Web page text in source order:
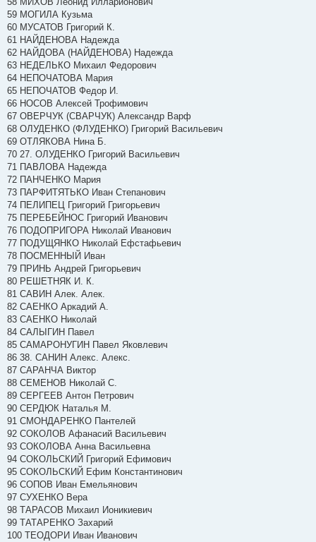
59 МОГИЛА Кузьма
60 МУСАТОВ Григорий К.
61 НАЙДЕНОВА Надежда
62 НАЙДОВА (НАЙДЕНОВА) Надежда
63 НЕДЕЛЬКО Михаил Федорович
64 НЕПОЧАТОВА Мария
65 НЕПОЧАТОВ Федор И.
66 НОСОВ Алексей Трофимович
67 ОВЕРЧУК (СВАРЧУК) Александр Варф
68 ОЛУДЕНКО (ФЛУДЕНКО) Григорий Васильевич
69 ОТЛЯКОВА Нина Б.
70 27. ОЛУДЕНКО Григорий Васильевич
71 ПАВЛОВА Надежда
72 ПАНЧЕНКО Мария
73 ПАРФИТЯТЬКО Иван Степанович
74 ПЕЛИПЕЦ Григорий Григорьевич
75 ПЕРЕБЕЙНОС Григорий Иванович
76 ПОДОПРИГОРА Николай Иванович
77 ПОДУЩЯНКО Николай Ефстафьевич
78 ПОСМЕННЫЙ Иван
79 ПРИНЬ Андрей Григорьевич
80 РЕШЕТНЯК И. К.
81 САВИН Алек. Алек.
82 САЕНКО Аркадий А.
83 САЕНКО Николай
84 САЛЫГИН Павел
85 САМАРОНУГИН Павел Яковлевич
86 38. САНИН Алекс. Алекс.
87 САРАНЧА Виктор
88 СЕМЕНОВ Николай С.
89 СЕРГЕЕВ Антон Петрович
90 СЕРДЮК Наталья М.
91 СМОНДАРЕНКО Пантелей
92 СОКОЛОВ Афанасий Васильевич
93 СОКОЛОВА Анна Васильевна
94 СОКОЛЬСКИЙ Григорий Ефимович
95 СОКОЛЬСКИЙ Ефим Константинович
96 СОПОВ Иван Емельянович
97 СУХЕНКО Вера
98 ТАРАСОВ Михаил Ионикиевич
99 ТАТАРЕНКО Захарий
100 ТЕОДОРИ Иван Иванович